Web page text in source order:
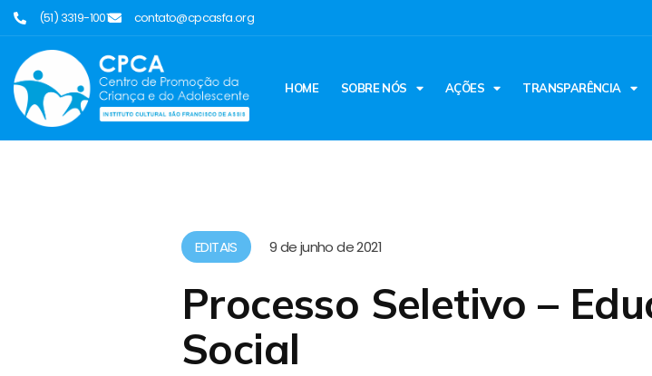
(51) 3319-1001 contato@cpcasfa.org
HOME SOBRE NÓS AÇÕES TRANSPARÊNCIA
EDITAIS 9 de junho de 2021
Processo Seletivo –
Social